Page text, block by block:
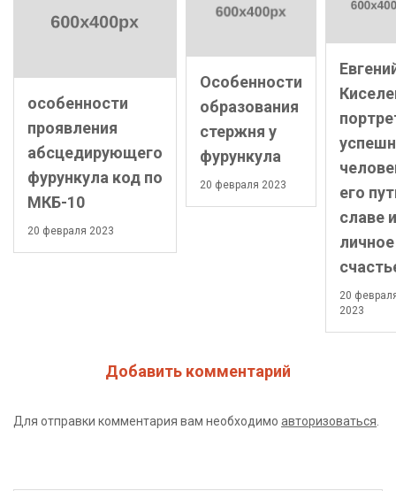
особенности
проявления
абсцедирующего
фурункула код по
МКБ-10
20 февраля 2023
Особенности
образования
стержня у
фурункула
20 февраля 2023
его
славе и
личное
20
2023
Добавить комментарий
Для отправки комментария вам необходимо авторизоваться